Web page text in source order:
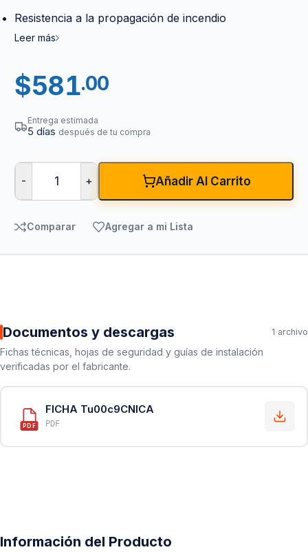
Resistencia a la propagación de incendio
Leer más
$581.00
Entrega estimada
5 días después de tu compra
- + Añadir Al Carrito
Comparar Agregar a mi Lista
Documentos y descargas 1 archivo
Fichas técnicas, hojas de seguridad y guías de instalación
verificadas por el fabricante.
PDF
FICHA Tu00c9CNICA
PDF
Información del Producto